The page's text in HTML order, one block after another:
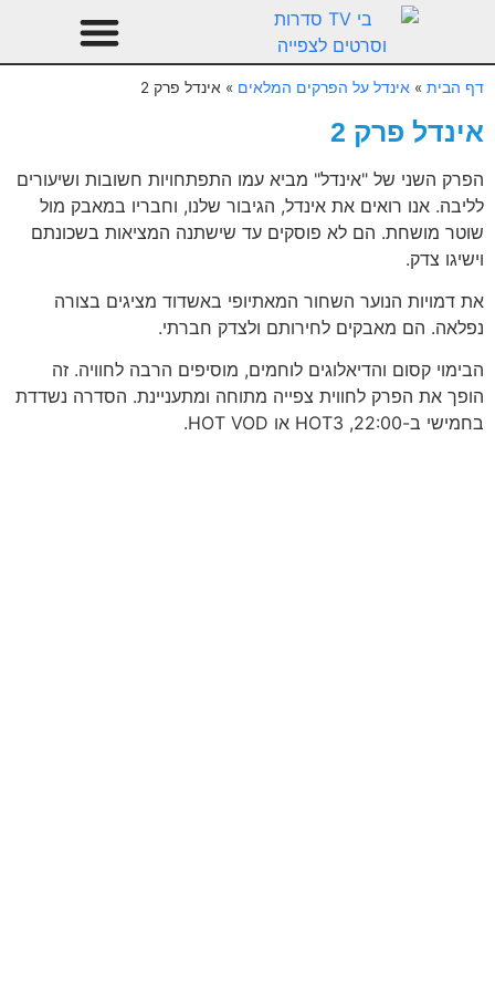
דף הבית » אינדל על הפרקים המלאים » אינדל פרק 2
אינדל פרק 2
הפרק השני של "אינדל" מביא עמו התפתחויות חשובות ושיעורים
לליבה. אנו רואים את אינדל, הגיבור שלנו, וחבריו במאבק מול
שוטר מושחת. הם לא פוסקים עד שישתנה המציאות בשכונתם
וישיגו צדק.
את דמויות הנוער השחור המאתיופי באשדוד מציגים בצורה
נפלאה. הם מאבקים לחירותם ולצדק חברתי.
הבימוי קסום והדיאלוגים לוחמים, מוסיפים הרבה לחוויה. זה
הופך את הפרק לחווית צפייה מתוחה ומתעניינת. הסדרה נשדדת
בחמישי ב-22:00, HOT3 או HOT VOD.